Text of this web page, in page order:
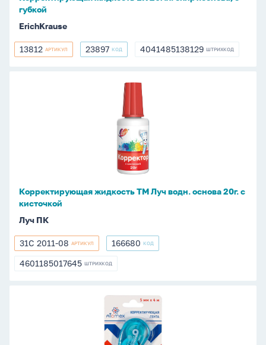
губкой
ErichKrause
13812
13812 АРТИКУЛ 23897
23897 КОД 4041485138129
4041485138129 ШТРИХКОД
кисточкой
Корректирующая жидкость ТМ Луч водн. основа 20г. с
кисточкой
Луч ПК
31С
2011-
31С 2011-08 АРТИКУЛ 166680
166680 КОД
4601185017645
4601185017645 ШТРИХКОД